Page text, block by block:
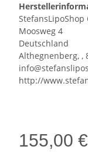
StefansLipoShop
Moosweg 4
Deutschland
Althegnenberg, ,
http://
155,00 €